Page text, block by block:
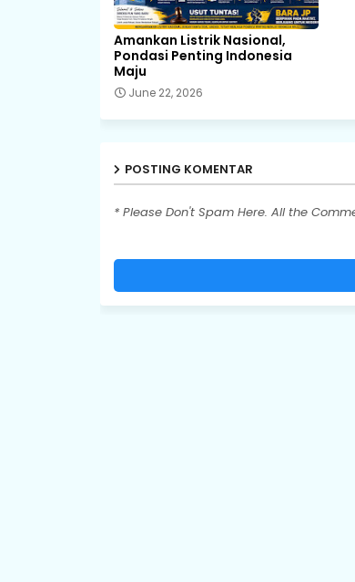
Amankan Listrik Nasional,
Pondasi Penting Indonesia
Maju
June 22, 2026
POSTING KOMENTAR
* Please Don't Spam Here. All the